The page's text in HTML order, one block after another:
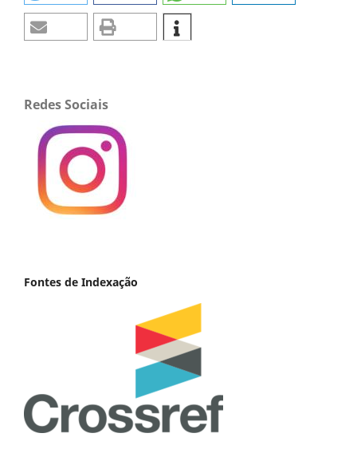
Redes Sociais
Fontes de Indexação